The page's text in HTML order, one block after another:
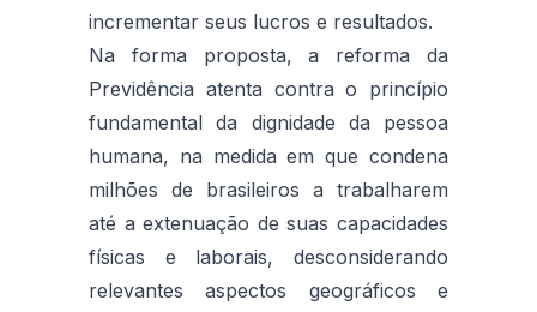
incrementar seus lucros e resultados.
Na forma proposta, a reforma da
Previdência atenta contra o princípio
fundamental da dignidade da pessoa
humana, na medida em que condena
milhões de brasileiros a trabalharem
até a extenuação de suas capacidades
físicas e laborais, desconsiderando
relevantes aspectos geográficos e